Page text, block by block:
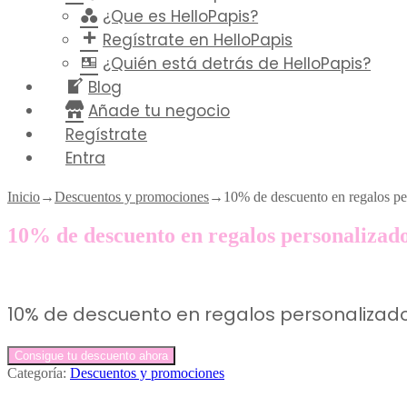
¿Que es HelloPapis?
Regístrate en HelloPapis
¿Quién está detrás de HelloPapis?
Blog
Añade tu negocio
Regístrate
Entra
Inicio→Descuentos y promociones→ 10% de descuento en regalos
10% de descuento en regalos
10% de descuento en regalos
Consigue tu descuento ahora
Categoría: Descuentos y promociones